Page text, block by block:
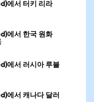
에서 터키 리라
에서 한국 원화
에서 러시아 루블
서 캐나다 달러